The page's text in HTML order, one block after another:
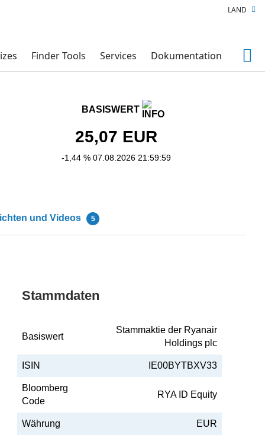
Finder Tools Services Dokumentation
LAND
BASISWERT
25,07 EUR
-1,44 % 07.08.2026 21:59:59
und Videos 5
Stammdaten
Basiswert
Stammaktie der Ryanair
Holdings plc
ISIN IE00BYTBXV33
Bloomberg
Code
RYA ID Equity
Währung EUR